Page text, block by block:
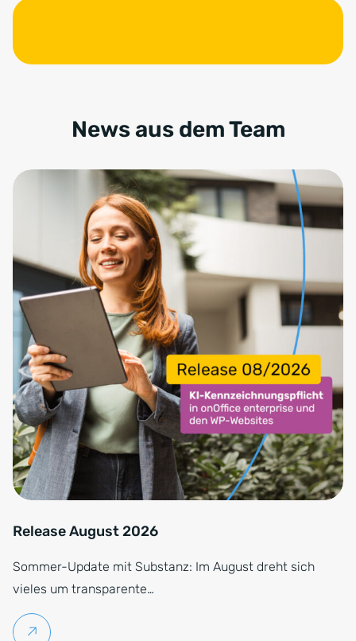
News aus dem Team
Release August 2026
Sommer-Update mit Substanz: Im August dreht sich
vieles um transparente…
Weiterlesen